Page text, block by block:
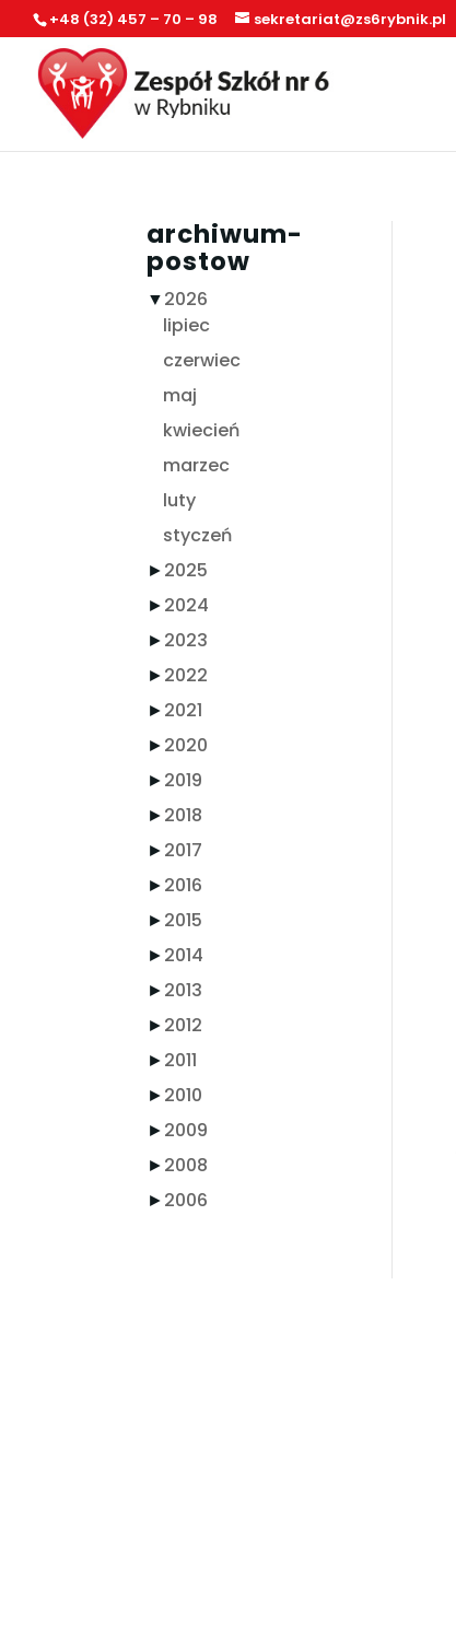
+48 (32) 457 – 70 – 98 sekretariat@zs6rybnik.pl
archiwum-
postow
▼2026
lipiec
czerwiec
maj
kwiecień
marzec
luty
styczeń
►2025
►2024
►2023
►2022
►2021
►2020
►2019
►2018
►2017
►2016
►2015
►2014
►2013
►2012
►2011
►2010
►2009
►2008
►2006